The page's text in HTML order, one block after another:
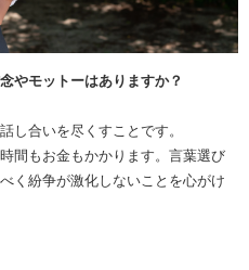
やモットーはありますか？
し合いを尽くすことです。
間もお金もかかります。言葉選び
く紛争が激化しないことを心がけ